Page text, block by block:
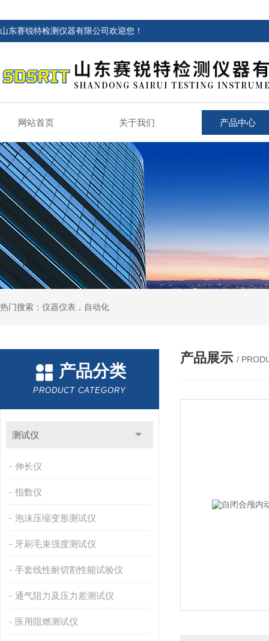
山东赛锐特检测仪器有限公司欢迎您！
网站首页 关于我们 产品中心
热门搜索：仪器仪表，自动化
产品分类
PRODUCT CATEGORY
测试仪
伸长仪
指数仪
泡沫压缩变形测试仪
牙刷毛束强度测试仪
手套线性耐切割性能试验仪
通气阻力及压力差测试仪
医用阻燃测试仪
产品展示 /